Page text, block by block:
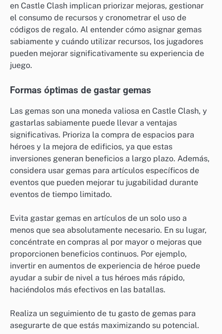
en Castle Clash implican priorizar mejoras, gestionar
el consumo de recursos y cronometrar el uso de
códigos de regalo. Al entender cómo asignar gemas
sabiamente y cuándo utilizar recursos, los jugadores
pueden mejorar significativamente su experiencia de
juego.
Formas óptimas de gastar gemas
Las gemas son una moneda valiosa en Castle Clash, y
gastarlas sabiamente puede llevar a ventajas
significativas. Prioriza la compra de espacios para
héroes y la mejora de edificios, ya que estas
inversiones generan beneficios a largo plazo. Además,
considera usar gemas para artículos específicos de
eventos que pueden mejorar tu jugabilidad durante
eventos de tiempo limitado.
Evita gastar gemas en artículos de un solo uso a
menos que sea absolutamente necesario. En su lugar,
concéntrate en compras al por mayor o mejoras que
proporcionen beneficios continuos. Por ejemplo,
invertir en aumentos de experiencia de héroe puede
ayudar a subir de nivel a tus héroes más rápido,
haciéndolos más efectivos en las batallas.
Realiza un seguimiento de tu gasto de gemas para
asegurarte de que estás maximizando su potencial.